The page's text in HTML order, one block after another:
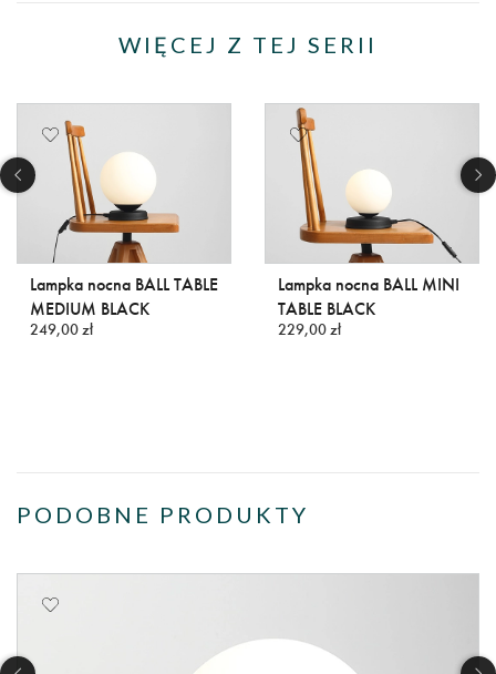
WIĘCEJ Z TEJ SERII
Lampka nocna BALL TABLE
MEDIUM BLACK
249,00 zł
Lampka nocna BALL MINI
TABLE BLACK
229,00 zł
PODOBNE PRODUKTY